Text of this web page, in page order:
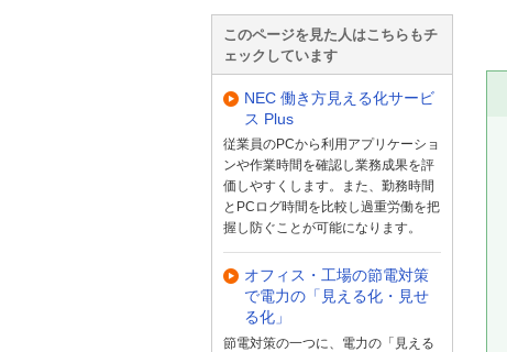
このページを見た人はこちらもチ
ェックしています
NEC 働き方見える化サービ
ス Plus
従業員のPCから利用アプリケーショ
ンや作業時間を確認し業務成果を評
価しやすくします。また、勤務時間
とPCログ時間を比較し過重労働を把
握し防ぐことが可能になります。
オフィス・工場の節電対策
で電力の「見える化・見せ
る化」
節電対策の一つに、電力の「見える